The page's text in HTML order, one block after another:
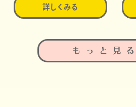
詳しくみる
もっと見る